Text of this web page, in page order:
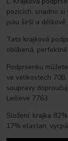
pozicích, snadno
jsou širší a
Tato krajková
oblíbená,
Podprsenku
ve velikostech
soupravy
Leilieve 7763
Složení: krajka
17% elastan,